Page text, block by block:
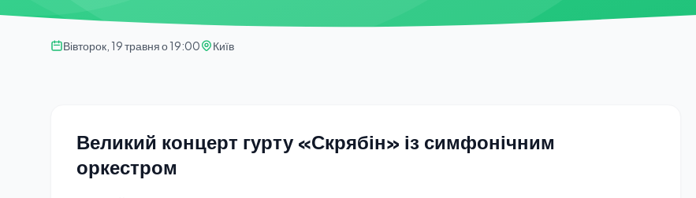
Вівторок, 19 травня о 19:00 Київ
Великий концерт гурту «Скрябін» із симфонічним
оркестром